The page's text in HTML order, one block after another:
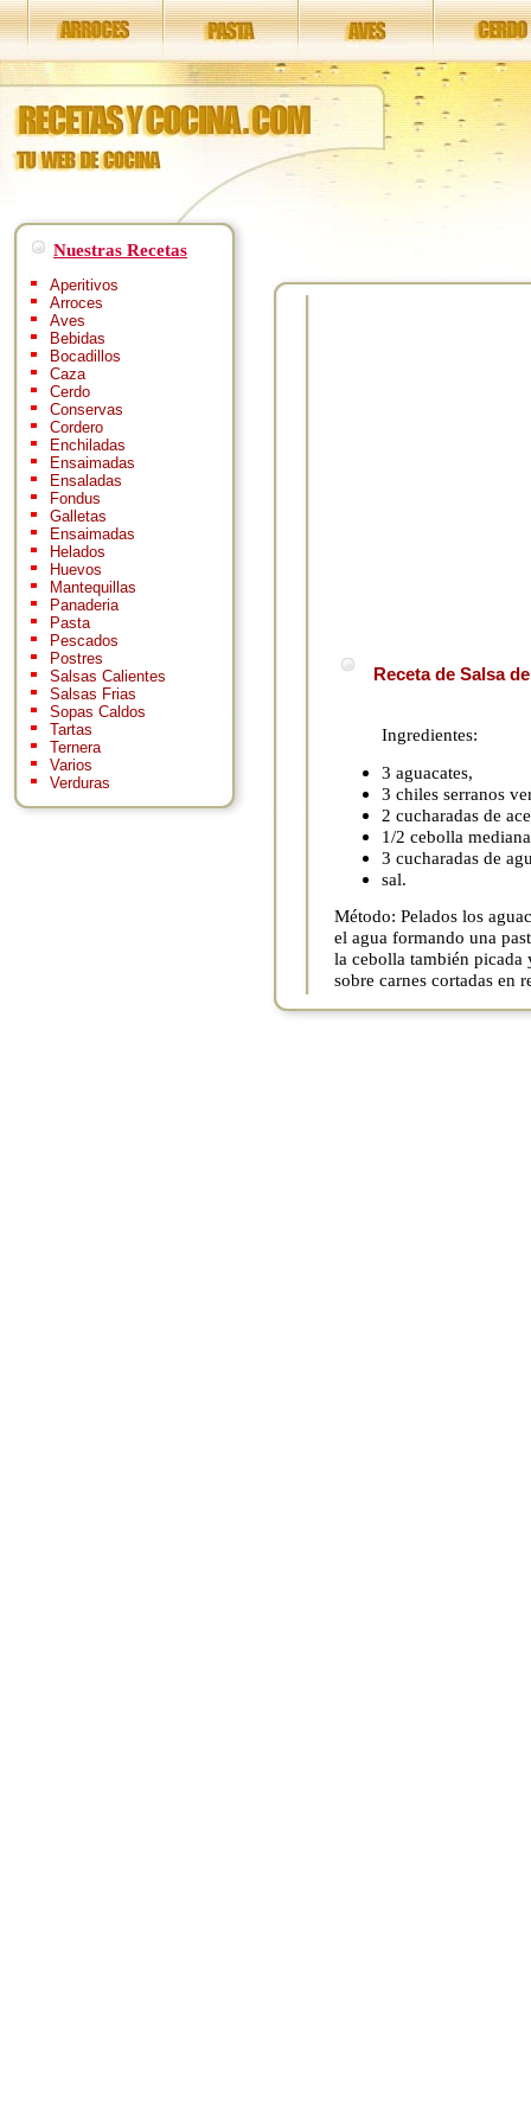
Nuestras Recetas
Aperitivos
Arroces
Aves
Bebidas
Bocadillos
Caza
Cerdo
Conservas
Cordero
Enchiladas
Ensaimadas
Ensaladas
Fondus
Galletas
Ensaimadas
Helados
Huevos
Mantequillas
Panaderia
Pasta
Pescados
Postres
Salsas Calientes
Salsas Frias
Sopas Caldos
Tartas
Ternera
Varios
Verduras
Receta de Salsa
Ingredientes:
3 aguacates,
3 chiles serranos
2 cucharadas de
1/2 cebolla
3 cucharadas de
sal.
Método: Pelados los
el agua formando una
la cebolla también picada
sobre carnes cortadas en